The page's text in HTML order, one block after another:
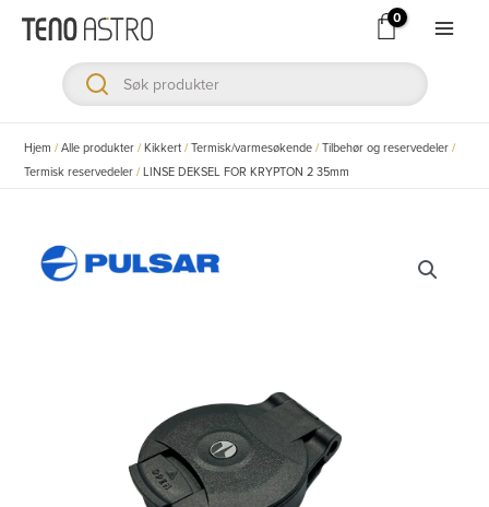
Hopp
innholdet
Hjem /Alle produkter /Kikkert /Termisk/varmesøkende /Tilbehør og reservedeler /
Termisk reservedeler /LINSE DEKSEL FOR KRYPTON 2 35mm